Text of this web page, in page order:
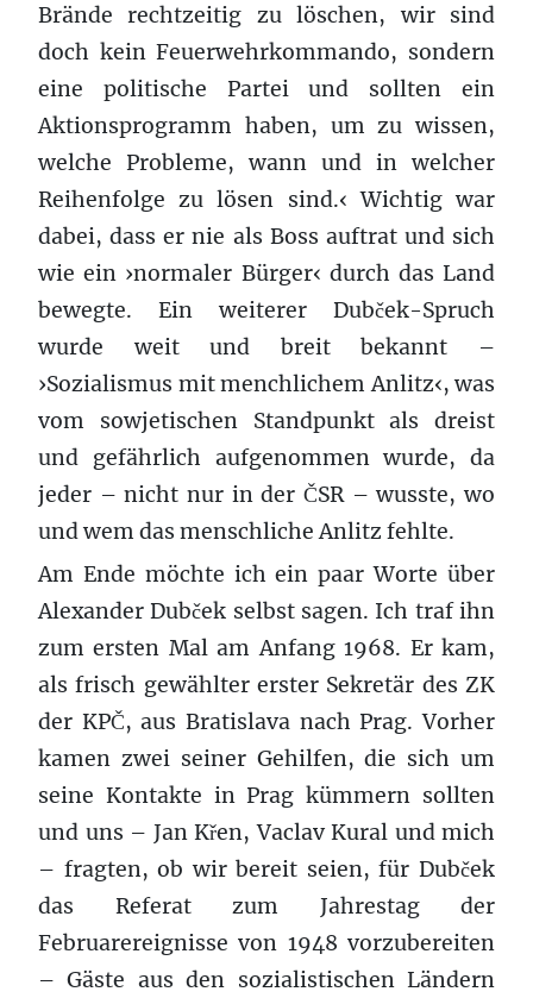
Brände rechtzeitig zu löschen, wir sind
doch kein Feuerwehrkommando, sondern
eine politische Partei und sollten ein
Aktionsprogramm haben, um zu wissen,
welche Probleme, wann und in welcher
Reihenfolge zu lösen sind.‹ Wichtig war
dabei, dass er nie als Boss auftrat und sich
wie ein ›normaler Bürger‹ durch das Land
bewegte. Ein weiterer Dubček-Spruch
wurde weit und breit bekannt –
›Sozialismus mit menchlichem Anlitz‹, was
vom sowjetischen Standpunkt als dreist
und gefährlich aufgenommen wurde, da
jeder – nicht nur in der ČSR – wusste, wo
und wem das menschliche Anlitz fehlte.
Am Ende möchte ich ein paar Worte über
Alexander Dubček selbst sagen. Ich traf ihn
zum ersten Mal am Anfang 1968. Er kam,
als frisch gewählter erster Sekretär des ZK
der KPČ, aus Bratislava nach Prag. Vorher
kamen zwei seiner Gehilfen, die sich um
seine Kontakte in Prag kümmern sollten
und uns – Jan Křen, Vaclav Kural und mich
– fragten, ob wir bereit seien, für Dubček
das Referat zum Jahrestag der
Februarereignisse von 1948 vorzubereiten
– Gäste aus den sozialistischen Ländern